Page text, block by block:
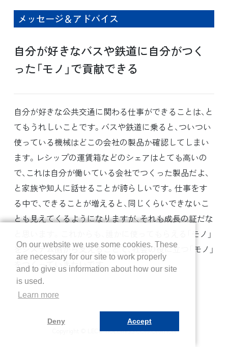
メッセージ＆アドバイス
自分が好きなバスや鉄道に自分がつく
った「モノ」で貢献できる
自分が好きな公共交通に関わる仕事ができることは、と
てもうれしいことです。バスや鉄道に乗ると、ついつい
使っている機械はどこの会社の製品か確認してしまい
ます。レシップの運賃箱などのシェアはとても高いの
で、これは自分が働いている会社でつくった製品だよ、
と家族や知人に話せることが誇らしいです。仕事をす
る中で、できることが増えると、同じくらいできないこ
とも見えてくるようになりますが、それも成長の証だな
と思います。これからも、誰かに使ってもらえる「モノ」
をシステム側から支えることで、社会の役に立つ「モノ」
をつくっていきたいです。
Copyright © LECIP HOLDINGS CORPORATION
On our website we use some cookies. These
are necessary for our site to work properly
and to give us information about how our site
is used.
Learn more
Deny Accept